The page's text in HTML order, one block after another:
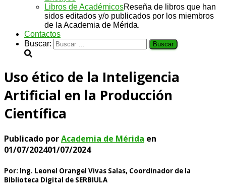
Libros de AcadémicosReseña de libros que han
sidos editados y/o publicados por los miembros
de la Academia de Mérida.
Contactos
Buscar:
Uso ético de la Inteligencia
Artificial en la Producción
Científica
Publicado porAcademia de Mérida en
01/07/202401/07/2024
Por: Ing. Leonel Orangel Vivas Salas, Coordinador de la
Biblioteca Digital de SERBIULA